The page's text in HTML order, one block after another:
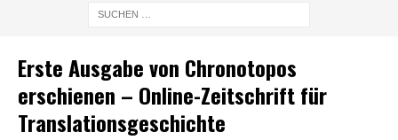
Erste Ausgabe von Chronotopos
erschienen – Online-Zeitschrift für
Translationsgeschichte